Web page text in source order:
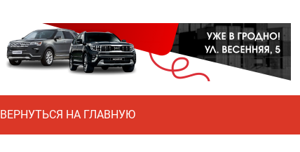
ВЕРНУТЬСЯ НА ГЛАВНУЮ